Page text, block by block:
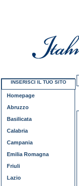
INSERISCI IL TUO SITO
Homepage
Abruzzo
Basilicata
Calabria
Campania
Emilia Romagna
Friuli
Lazio